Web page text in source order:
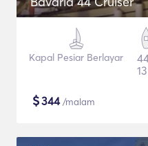
Kapal Pesiar Berlayar
$344/malam